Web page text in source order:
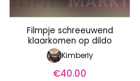
Filmpje schreeuwend
klaarkomen op dildo
Kimberly
€40.00